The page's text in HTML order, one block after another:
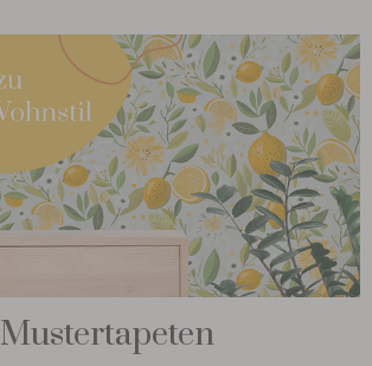
Mustertapeten